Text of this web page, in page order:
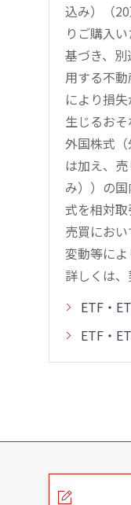
込み）（
りご購入
基づき、
用する不
により損
生じるおそ
外国株式
は加え、
み））の
式を相対
売買にお
変動等によ
詳しくは
ETF・
ETF・
こ